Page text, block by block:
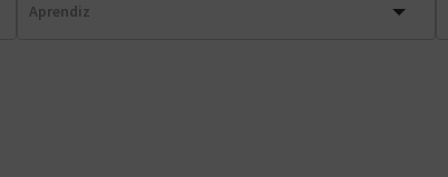
Aprendiz